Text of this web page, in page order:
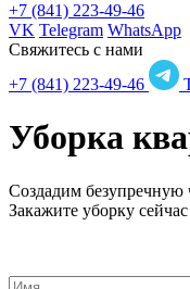
+7 (841) 223-49-46
VK Telegram WhatsApp
Свяжитесь с нами
+7 (841) 223-49-46
Уборка
Создадим безупречную
Закажите уборку сейчас